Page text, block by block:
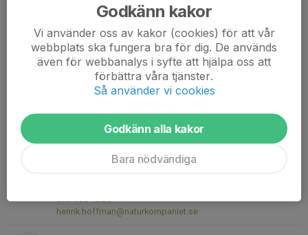
Gunnar Albemark
Ledare
072-151 80 99
gunnar.albemark@gmail.com
Joakim Åberg
076-890 46 44
Henrik Hoffman
070-585 45 25
henrik.hoffman@naturkompaniet.se
Godkänn kakor
Vi använder oss av kakor (cookies) för att vår
webbplats ska fungera bra för dig. De används
även för webbanalys i syfte att hjälpa oss att
förbättra våra tjänster.
Så använder vi cookies
Godkänn alla kakor
Bara nödvändiga